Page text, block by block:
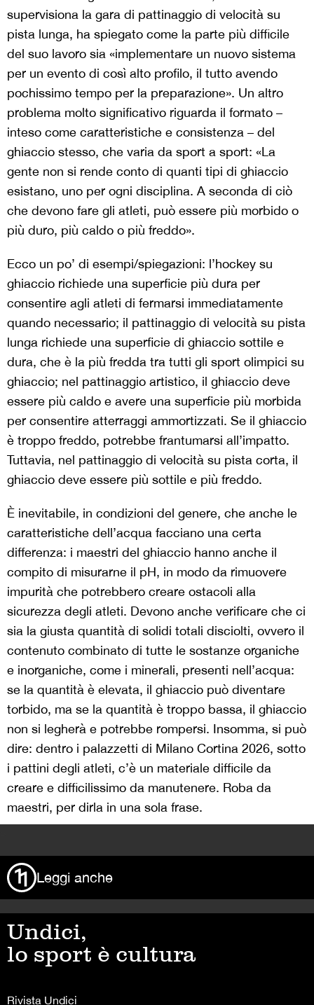
supervisiona la gara di pattinaggio di velocità su
pista lunga, ha spiegato come la parte più difficile
del suo lavoro sia «implementare un nuovo sistema
per un evento di così alto profilo, il tutto avendo
pochissimo tempo per la preparazione». Un altro
problema molto significativo riguarda il formato –
inteso come caratteristiche e consistenza – del
ghiaccio stesso, che varia da sport a sport: «La
gente non si rende conto di quanti tipi di ghiaccio
esistano, uno per ogni disciplina. A seconda di ciò
che devono fare gli atleti, può essere più morbido o
più duro, più caldo o più freddo».
Ecco un po’ di esempi/spiegazioni: l’hockey su
ghiaccio richiede una superficie più dura per
consentire agli atleti di fermarsi immediatamente
quando necessario; il pattinaggio di velocità su pista
lunga richiede una superficie di ghiaccio sottile e
dura, che è la più fredda tra tutti gli sport olimpici su
ghiaccio; nel pattinaggio artistico, il ghiaccio deve
essere più caldo e avere una superficie più morbida
per consentire atterraggi ammortizzati. Se il ghiaccio
è troppo freddo, potrebbe frantumarsi all’impatto.
Tuttavia, nel pattinaggio di velocità su pista corta, il
ghiaccio deve essere più sottile e più freddo.
È inevitabile, in condizioni del genere, che anche le
caratteristiche dell’acqua facciano una certa
differenza: i maestri del ghiaccio hanno anche il
compito di misurarne il pH, in modo da rimuovere
impurità che potrebbero creare ostacoli alla
sicurezza degli atleti. Devono anche verificare che ci
sia la giusta quantità di solidi totali disciolti, ovvero il
contenuto combinato di tutte le sostanze organiche
e inorganiche, come i minerali, presenti nell’acqua:
se la quantità è elevata, il ghiaccio può diventare
torbido, ma se la quantità è troppo bassa, il ghiaccio
non si legherà e potrebbe rompersi. Insomma, si può
dire: dentro i palazzetti di Milano Cortina 2026, sotto
i pattini degli atleti, c’è un materiale difficile da
creare e difficilissimo da manutenere. Roba da
maestri, per dirla in una sola frase.
Leggi anche
Undici,
lo sport è cultura
Rivista Undici